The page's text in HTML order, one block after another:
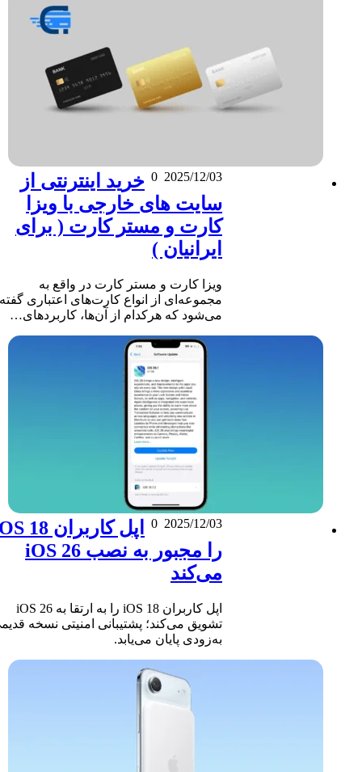
2025/12/03
0 خرید اینترنتی از
سایت های خارجی با ویزا
کارت و مستر کارت ( برای
ایرانیان )
ویزا کارت و مستر کارت در واقع به
مجموعه‌ای از انواع کارت‌های اعتباری گفته
می‌شود که هرکدام از آن‌ها، کاربردهای…
2025/12/03
0
اپل کاربران iOS 18
را مجبور به نصب iOS 26
می‌کند
اپل کاربران iOS 18 را به ارتقا به iOS 26
تشویق می‌کند؛ پشتیبانی امنیتی نسخه قدیمی
به‌زودی پایان می‌یابد.